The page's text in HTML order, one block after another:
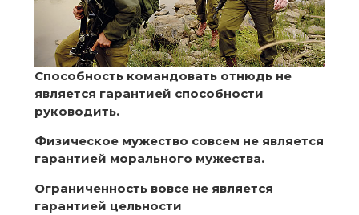
Способность командовать отнюдь не
является гарантией способности
руководить.
Физическое мужество совсем не является
гарантией морального мужества.
Ограниченность вовсе не является
гарантией цельности